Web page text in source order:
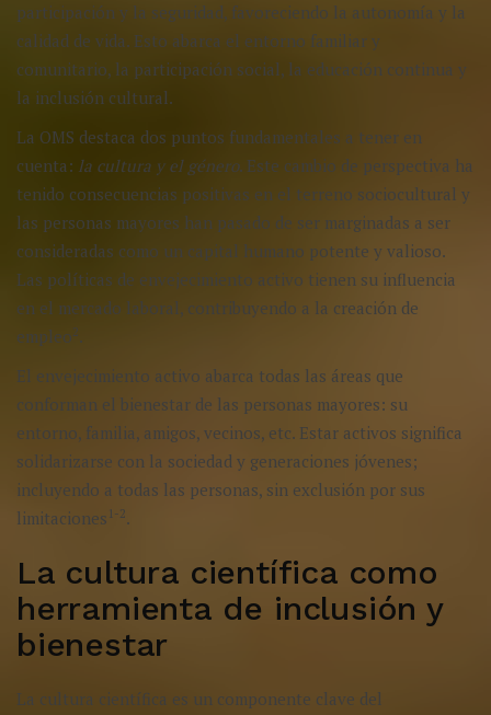
participación y la seguridad, favoreciendo la autonomía y la
calidad de vida. Esto abarca el entorno familiar y
comunitario, la participación social, la educación continua y
la inclusión cultural.
La OMS destaca dos puntos fundamentales a tener en
cuenta: la cultura y el género. Este cambio de perspectiva ha
tenido consecuencias positivas en el terreno sociocultural y
las personas mayores han pasado de ser marginadas a ser
consideradas como un capital humano potente y valioso.
Las políticas de envejecimiento activo tienen su influencia
en el mercado laboral, contribuyendo a la creación de
empleo2.
El envejecimiento activo abarca todas las áreas que
conforman el bienestar de las personas mayores: su
entorno, familia, amigos, vecinos, etc. Estar activos significa
solidarizarse con la sociedad y generaciones jóvenes;
incluyendo a todas las personas, sin exclusión por sus
limitaciones 1-2.
La cultura científica como
herramienta de inclusión y
bienestar
La cultura científica es un componente clave del